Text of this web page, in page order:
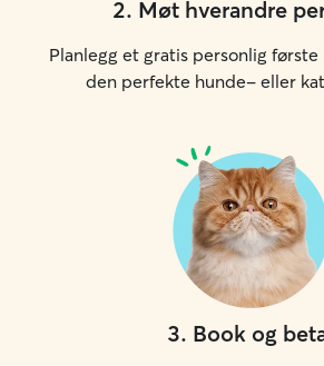
2. Møt hverandre
Planlegg et gratis personlig
den perfekte hunde- eller
3. Book og